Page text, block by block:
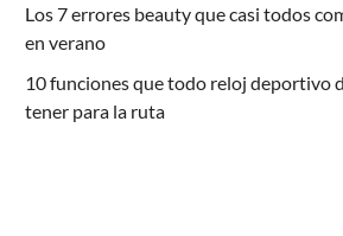
Los 7 errores beauty que casi todos
en verano
10 funciones que todo reloj deportivo
tener para la ruta